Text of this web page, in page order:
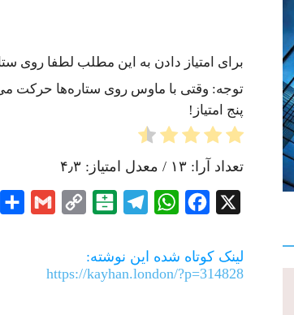
برای امتیاز دادن به این مطلب لطفا روی
توجه: وقتی با ماوس روی ستاره‌ها حرکت
پنج امتیاز!
تعداد آرا: ۱۳ / معدل امتیاز: ۴٫۳
X
Facebook
WhatsApp
Telegram
Balatarin
Copy
Gmail
لینک کوتاه شده این نوشته:
https://kayhan.london/?p=314828